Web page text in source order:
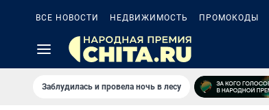
ВСЕ НОВОСТИ НЕДВИЖИМОСТЬ ПРОМОКОДЫ
Заблудилась и провела ночь в лесу